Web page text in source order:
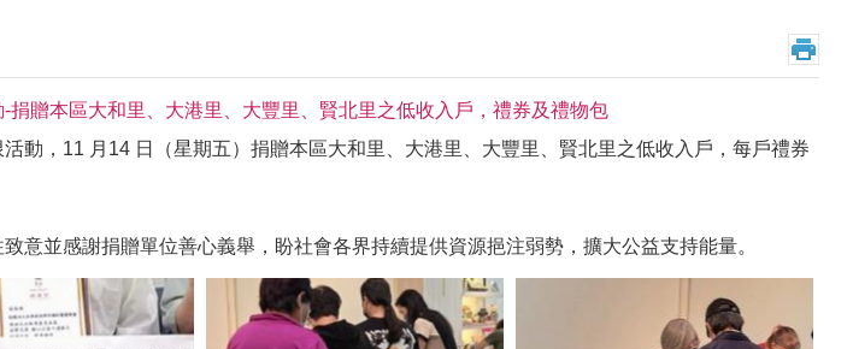
贈本區大和里、大港里、大豐里、賢北里之低收入戶，禮券及禮物包
動，11 月14 日（星期五）捐贈本區大和里、大港里、大豐里、賢北里之低收入戶，每戶禮券
意並感謝捐贈單位善心義舉，盼社會各界持續提供資源挹注弱勢，擴大公益支持能量。